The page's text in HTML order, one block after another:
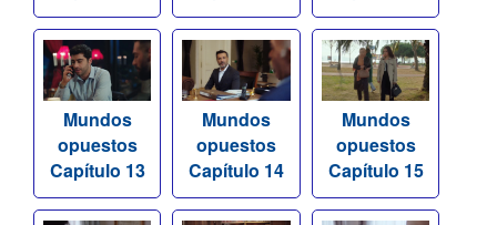
Mundos
opuestos
Capítulo 13
Mundos
opuestos
Capítulo 14
Mundos
opuestos
Capítulo 15